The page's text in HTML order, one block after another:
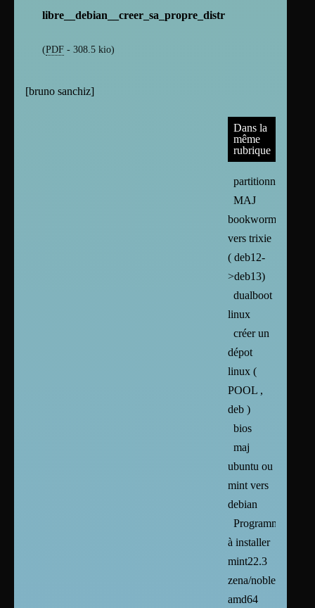
libre__debian__creer_sa_propre_distribution_avec_live-
(PDF - 308.5 kio)
[bruno sanchiz]
Dans la
même
rubrique
partitionnement
MAJ
bookworm
vers trixie
( deb12-
>deb13)
dualboot
linux
créer un
dépot
linux (
POOL ,
deb )
bios
maj
ubuntu ou
mint vers
debian
Programmes
à installer
mint22.3
zena/noble/trixie/
amd64